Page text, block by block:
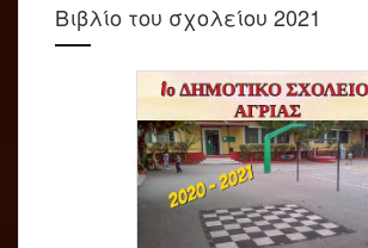
Βιβλίο του σχολείου 2021